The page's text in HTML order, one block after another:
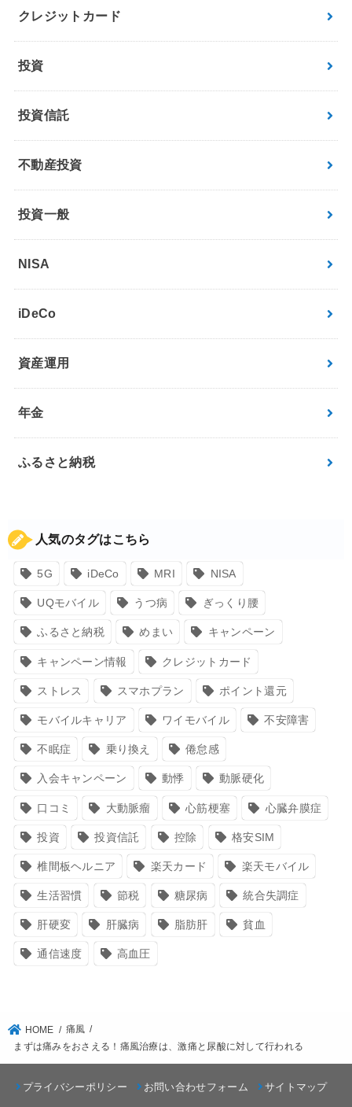
クレジットカード
投資
投資信託
不動産投資
投資一般
NISA
iDeCo
資産運用
年金
ふるさと納税
人気のタグはこちら
5G iDeCo MRI NISA
UQモバイル うつ病 ぎっくり腰
ふるさと納税 めまい キャンペーン
キャンペーン情報 クレジットカード
ストレス スマホプラン ポイント還元
モバイルキャリア ワイモバイル 不安障害
不眠症 乗り換え 倦怠感
入会キャンペーン 動悸 動脈硬化
口コミ 大動脈瘤 心筋梗塞 心臓弁膜症
投資 投資信託 控除 格安SIM
椎間板ヘルニア 楽天カード 楽天モバイル
生活習慣 節税 糖尿病 統合失調症
肝硬変 肝臓病 脂肪肝 貧血
通信速度 高血圧
HOME
痛風
まずは痛みをおさえる！痛風治療は、激痛と尿酸に対して行われる
プライバシーポリシー お問い合わせフォーム サイトマップ